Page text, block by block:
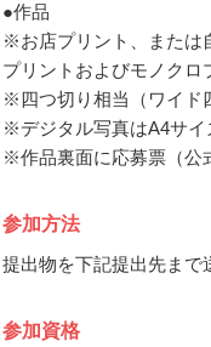
●作品
※お店プリント、または
プリントおよびモノクロ
※四つ切り相当（ワイド
※デジタル写真はA4サイ
※作品裏面に応募票（公
参加方法
提出物を下記提出先まで
参加資格